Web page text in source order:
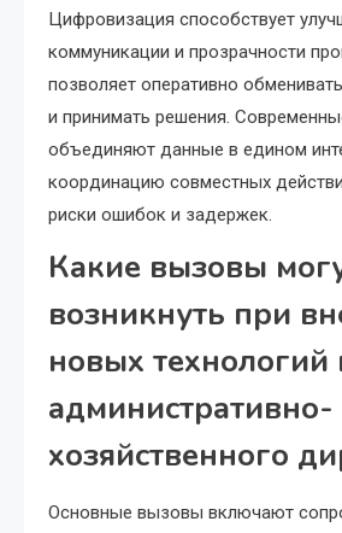
Цифровизация способствует
коммуникации и прозрачности
позволяет оперативно
и принимать решения.
объединяют данные в едином
координацию совместных
риски ошибок и задержек.
Какие вызовы
возникнуть при
новых технологий
административно-
хозяйственного
Основные вызовы включают